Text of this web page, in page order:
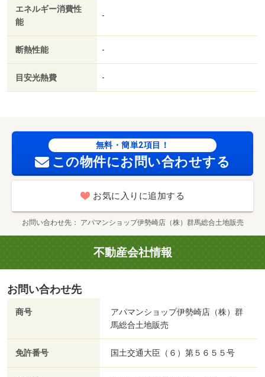
／農産物直売所からかーぜ（その他）まで１７９９ｍ/賃貸
戸数:1戸
エネルギー消費性
能
-
断熱性能 -
目安光熱費 -
無料・簡単2項目！
この物件にお問い合わせする
お気に入りに追加する
お問い合わせ先 アパマンショップ伊勢崎店（株）群馬総合土地販売
不動産会社情報
お問い合わせ先
商号
アパマンショップ伊勢崎店（株）群
馬総合土地販売
免許番号 国土交通大臣（６）第５６５５号